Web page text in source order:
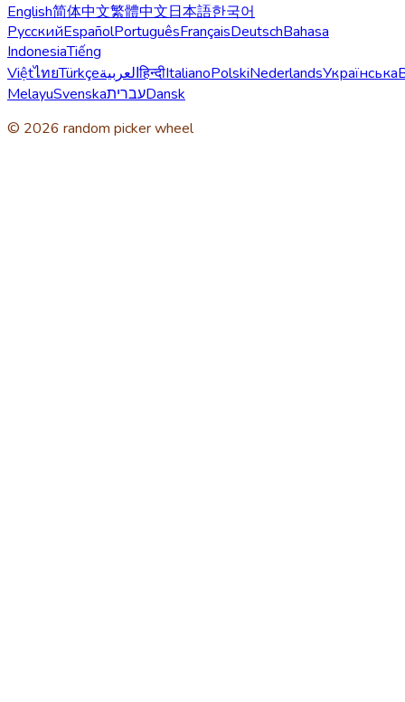
English简体中文繁體中文日本語한국어
РусскийEspañolPortuguêsFrançaisDeutschBahasa
IndonesiaTiếng
ViệtไทยTürkçeالعربيةहिन्दीItalianoPolskiNederlandsУкраїнська
MelayuSvenskaעבריתDansk
© 2026 random picker wheel